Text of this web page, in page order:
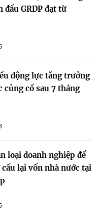
đấu GRDP đạt từ
động lực tăng trưởng
củng cố sau 7 tháng
loại doanh nghiệp để
lại vốn nhà nước tại